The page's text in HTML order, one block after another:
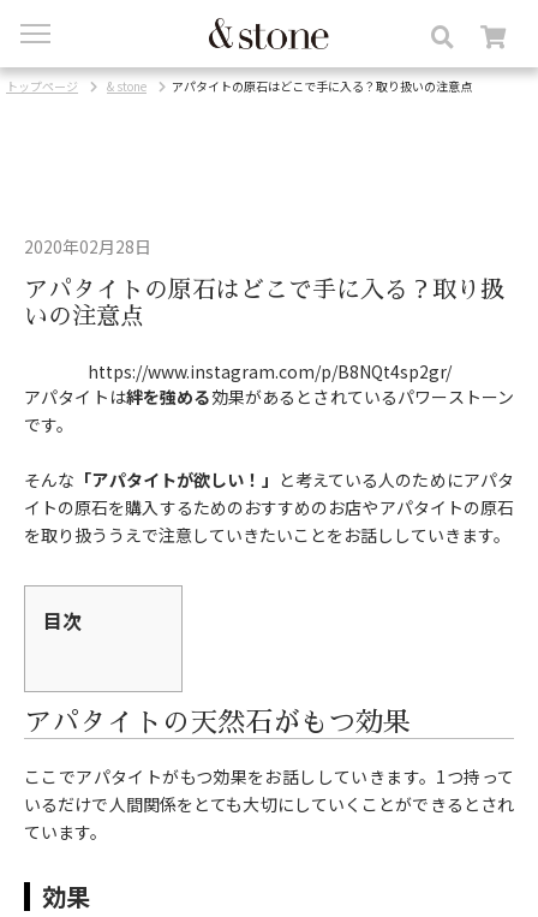
toggle
トップページ & stone アパタイトの原石はどこで手に入る？取り扱いの注意点
2020年02月28日
アパタイトの原石はどこで手に入る？取り扱
いの注意点
https://www.instagram.com/p/B8NQt4sp2gr/
アパタイトは絆を強める効果があるとされているパワーストーン
です。
そんな 「アパタイトが欲しい！」 と考えている人のためにアパタ
イトの原石を購入するためのおすすめのお店やアパタイトの原石
を取り扱ううえで注意していきたいことをお話ししていきます。
目次
アパタイトの天然石がもつ効果
ここでアパタイトがもつ効果をお話ししていきます。1つ持って
いるだけで人間関係をとても大切にしていくことができるとされ
ています。
効果